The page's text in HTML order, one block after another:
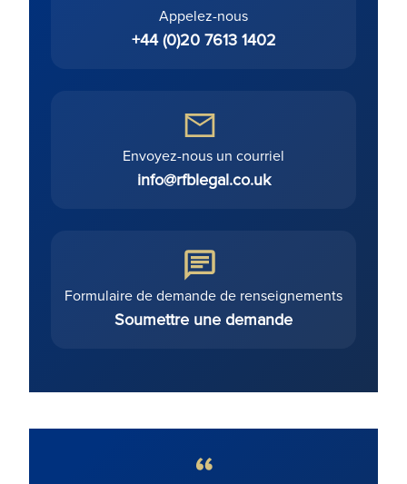
Appelez-nous
+44 (0)20 7613 1402
Envoyez-nous un courriel
info@rfblegal.co.uk
Formulaire de demande de renseignements
Soumettre une demande